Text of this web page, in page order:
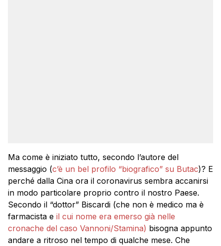
Ma come è iniziato tutto, secondo l’autore del
messaggio (c’è un bel profilo “biografico” su Butac)? E
perché dalla Cina ora il coronavirus sembra accanirsi
in modo particolare proprio contro il nostro Paese.
Secondo il “dottor” Biscardi (che non è medico ma è
farmacista e il cui nome era emerso già nelle
cronache del caso Vannoni/Stamina) bisogna appunto
andare a ritroso nel tempo di qualche mese. Che